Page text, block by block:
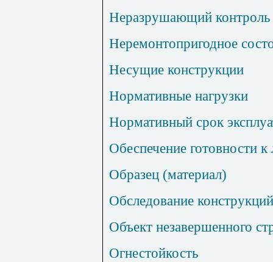
Неразрушающий контроль
Неремонтопригодное
Несущие конструкции
Нормативные нагрузки
Нормативный срок
Обеспечение готовности к
Образец (материал)
Обследование конструкций
Объект незавершенного
Огнестойкость